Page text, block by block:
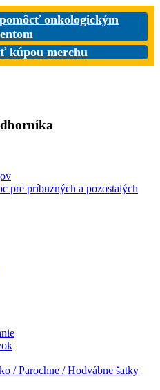
onkologickým
kúpou merchu
pre príbuzných a pozostalých
/ Parochne / Hodvábne šatky